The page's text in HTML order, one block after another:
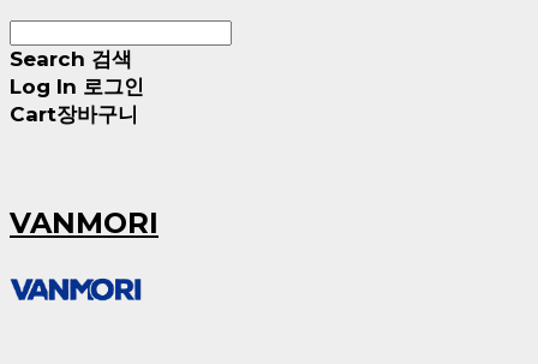
Search 검색
Log In 로그인
Cart장바구니
VANMORI